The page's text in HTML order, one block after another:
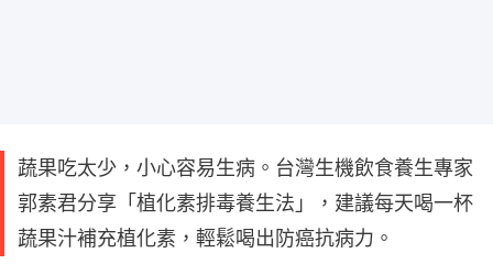
蔬果吃太少，小心容易生病。台灣生機飲食養生專家
郭素君分享「植化素排毒養生法」，建議每天喝一杯
蔬果汁補充植化素，輕鬆喝出防癌抗病力。